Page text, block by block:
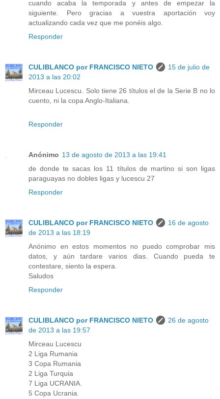
cuando acaba la temporada y antes de empezar la
siguiente. Pero gracias a vuestra aportación voy
actualizando cada vez que me ponéis algo.
Responder
CULIBLANCO por FRANCISCO NIETO
15 de julio de
2013 a las 20:02
Mirceau Lucescu. Solo tiene 26 títulos el de la Serie B no lo
cuento, ni la copa Anglo-Italiana.
Responder
Anónimo 13 de agosto de 2013 a las 19:41
de donde te sacas los 11 títulos de martino si son ligas
paraguayas no dobles ligas y lucescu 27
Responder
CULIBLANCO por FRANCISCO NIETO
16 de agosto
de 2013 a las 18:19
Anónimo en estos momentos no puedo comprobar mis
datos, y aún tardare varios dias. Cuando pueda te
contestare, siento la espera.
Saludos
Responder
CULIBLANCO por FRANCISCO NIETO
26 de agosto
de 2013 a las 19:57
Mirceau Lucescu
2 Liga Rumania
3 Copa Rumania
2 Liga Turquia
7 Liga UCRANIA.
5 Copa Ucrania.